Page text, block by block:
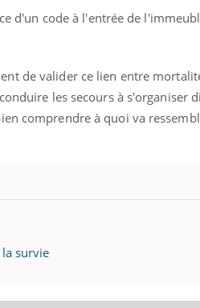
d'un code à l'entrée de
de valider ce lien entre
les secours à s'organiser
comprendre à quoi va
survie